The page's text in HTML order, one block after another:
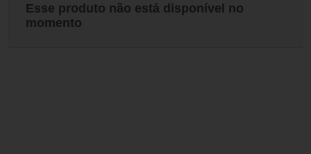
Esse produto não está disponível no
momento